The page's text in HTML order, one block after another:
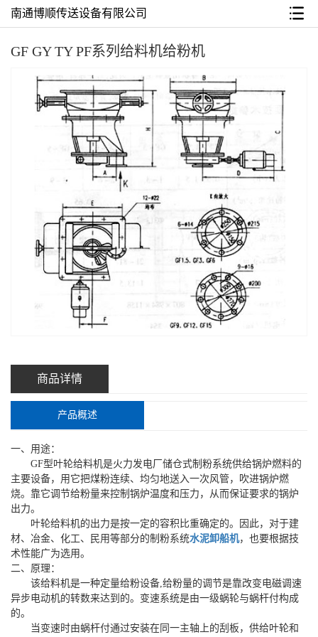
南通博顺传送设备有限公司
GF GY TY PF系列给料机给粉机
商品详情
产品概述
一、用途：
GF型叶轮给料机是火力发电厂储仓式制粉系统供给锅炉燃料的
主要设备，用它把煤粉连续、均匀地送入一次风管，吹进锅炉燃
烧。靠它调节给粉量来控制锅炉温度和压力，从而保证要求的锅炉
出力。
叶轮给料机的出力是按一定的容积比重确定的。因此，对于建
材、冶金、化工、民用等部分的制粉系统水泥卸船机，也要根据技
术性能广为选用。
二、原理：
该给料机是一种定量给粉设备,给粉量的调节是靠改变电磁调速
异步电动机的转数来达到的。变速系统是由一级蜗轮与蜗杆付构成
的。
当变速时由蜗杆付通过安装在同一主轴上的刮板，供给叶轮和